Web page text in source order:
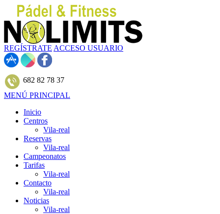
REGÍSTRATE ACCESO USUARIO
682 82 78 37
MENÚ PRINCIPAL
Inicio
Centros
Vila-real
Reservas
Vila-real
Campeonatos
Tarifas
Vila-real
Contacto
Vila-real
Noticias
Vila-real